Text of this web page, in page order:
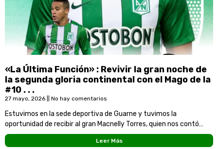
«La Última Función» : Revivir la gran noche de
la segunda gloria continental con el Mago de la
#10 . . .
27 mayo, 2026 No hay comentarios
Estuvimos en la sede deportiva de Guarne y tuvimos la
oportunidad de recibir al gran Macnelly Torres, quien nos contó
todo sobre lo que erá su partido de despedida el 26 de julio en el
estadio Atanasio Giradot. . .
Leer Más